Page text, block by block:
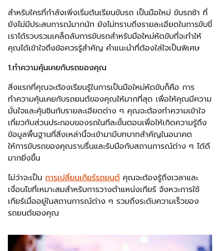
สำหรับใครที่กำลังเพิ่งเริ่มต้นเรียนขับรถ เป็นมือใหม่ ขับรถช้า ที่
ยังไม่มีประสบการณ์มากนัก ยังไม่ทราบถึงรายละเอียดในการขับขี่
เราได้รวบรวมเคล็ดลับการขับรถสำหรับมือใหม่หัดขับที่จะทำให้
คุณได้เข้าใจถึงข้อควรรู้สำคัญ คำแนะนำที่ต้องใส่ใจเป็นพิเศษ
1.ทำความคุ้นเคยกับรถของคุณ
สิ่งแรกที่คุณจะต้องเรียนรู้ในการเป็นมือใหม่หัดขับก็คือ การ
ทำความคุ้นเคยกับรถยนต์ของคุณให้มากที่สุด เพื่อให้คุณมีความ
มั่นใจและคุ้นชินกับรายละเอียดต่าง ๆ คุณจะต้องทำความเข้าใจ
เกี่ยวกับส่วนประกอบของรถในทีละขั้นตอนเพื่อให้เกิดความรู้ถึง
ข้อมูลพื้นฐานที่สิ่งเหล่านี้จะเข้ามามีบทบาทสำคัญในอนาคต
ให้การขับรถของคุณราบรื่นและรับมือกับสถานการณ์ต่าง ๆ ได้ดี
มากยิ่งขึ้น
ไม่ว่าจะเป็น การเปลี่ยนเกียร์รถยนต์ คุณจะต้องรู้ถึงเวลาและ
เงื่อนไขที่เหมาะสมสำหรับการวางตำแหน่งเกียร์ จังหวะการใช้
เกียร์เมื่ออยู่ในสถานการณ์ต่าง ๆ รวมถึงระดับความเร็วของ
รถยนต์ของคุณ